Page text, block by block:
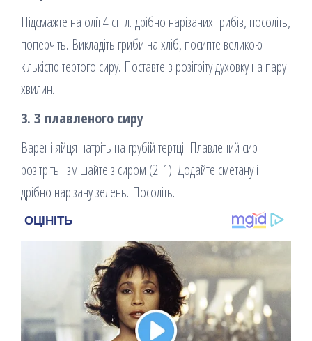
Підсмажте на олії 4 ст. л. дрібно нарізаних грибів, посоліть,
поперчіть. Викладіть гриби на хліб, посипте великою
кількістю тертого сиру. Поставте в розігріту духовку на пару
хвилин.
3. З плавленого сиру
Варені яйця натріть на грубій тертці. Плавлений сир
розітріть і змішайте з сиром (2: 1). Додайте сметану і
дрібно нарізану зелень. Посоліть.